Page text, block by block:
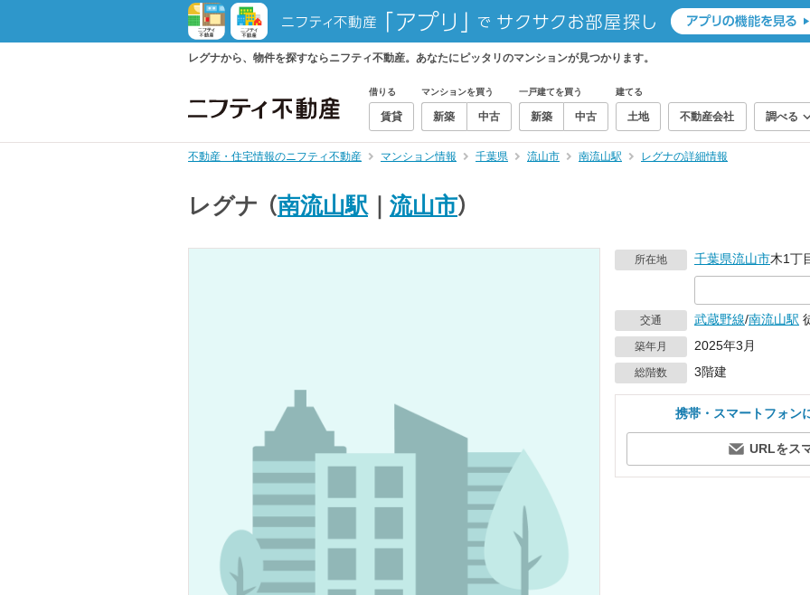
レグナから、物件を探すならニフティ不動産。あなたにピッタリのマンションが見つかります。
借りる
賃貸
マンションを買う
新築 中古
一戸建てを買う
新築 中古
建てる
土地 不動産会社 調べる
不動産・住宅情報のニフティ不動産 マンション情報 千葉県 流山市 南流山駅 レグナの詳細情報
レグナ （南流山駅 流山市）
所在地 千葉県流山市木1丁
交通 武蔵野線/南流山駅
築年月 2025年3月
総階数 3階建
携帯・スマートフォン
URLをス